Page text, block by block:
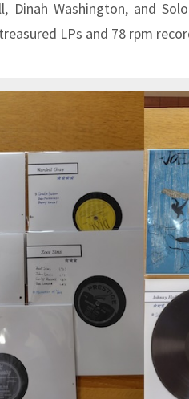
Dinah Washington, and
LPs and 78 rpm